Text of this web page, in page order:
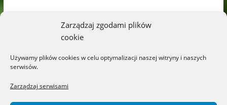
Zarządzaj zgodami plików
cookie
Używamy plików cookies w celu optymalizacji naszej witryny i naszych
serwisów.
Zarządzaj serwisami